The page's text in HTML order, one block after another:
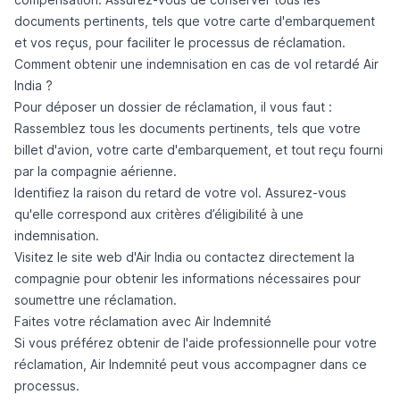
documents pertinents, tels que votre carte d'embarquement
et vos reçus, pour faciliter le processus de réclamation.
Comment obtenir une indemnisation en cas de vol retardé Air
India ?
Pour déposer un dossier de réclamation, il vous faut :
Rassemblez tous les documents pertinents, tels que votre
billet d'avion, votre carte d'embarquement, et tout reçu fourni
par la compagnie aérienne.
Identifiez la raison du retard de votre vol. Assurez-vous
qu'elle correspond aux critères d’éligibilité à une
indemnisation.
Visitez le site web d'Air India ou contactez directement la
compagnie pour obtenir les informations nécessaires pour
soumettre une réclamation.
Faites votre réclamation avec Air Indemnité
Si vous préférez obtenir de l'aide professionnelle pour votre
réclamation, Air Indemnité peut vous accompagner dans ce
processus.